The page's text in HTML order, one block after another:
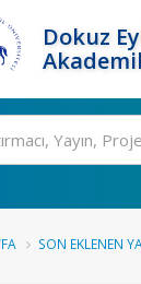
Dokuz
SON EKLENEN